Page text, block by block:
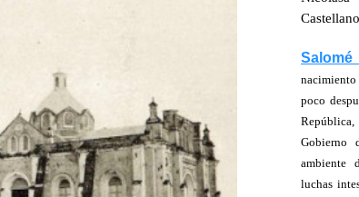
Salomé
nacimiento
poco
Gobierno
ambiente
luchas